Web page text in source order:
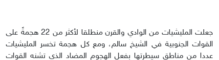
جعلت المليشيات من الوادي والقرن منطلقا لأكثر من 22 هجمةً على
القوات الجنوبية في الشيخ سالم، ومع كل هجمة تخسر المليشيات
عددا من مناطق سيطرتها بفعل الهجوم المضاد الذي تشنه القوات